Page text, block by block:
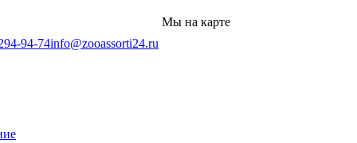
94-74info@zooassorti24.ru
Мы на карте